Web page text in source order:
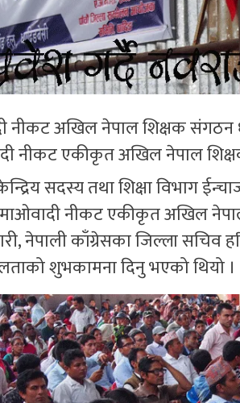
नीकट अखिल नेपाल शिक्षक संगठन
नीकट एकीकृत अखिल नेपाल
सदस्य तथा शिक्षा विभाग
नीकट एकीकृत अखिल
नेपाली काँग्रेसका जिल्ला सचिव
शुभकामना दिनु भएको थियो ।